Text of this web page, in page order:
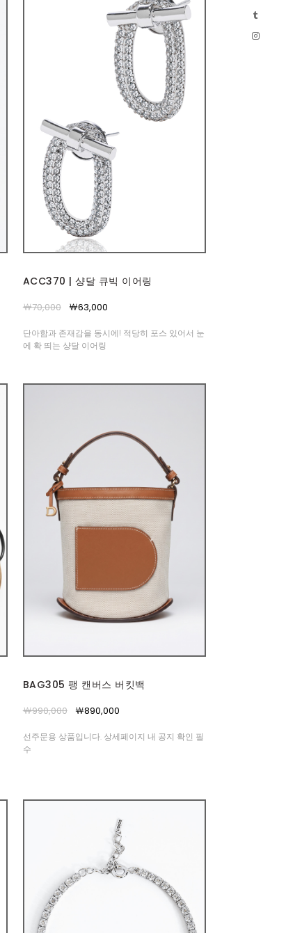
ACC370 | 샹달 큐빅 이어링
￦70,000 ￦63,000
단아함과 존재감을 동시에! 적당히 포스 있어서 눈
에 확 띄는 샹달 이어링
BAG305 팽 캔버스 버킷백
￦990,000 ￦890,000
선주문용 상품입니다. 상세페이지 내 공지 확인 필
수